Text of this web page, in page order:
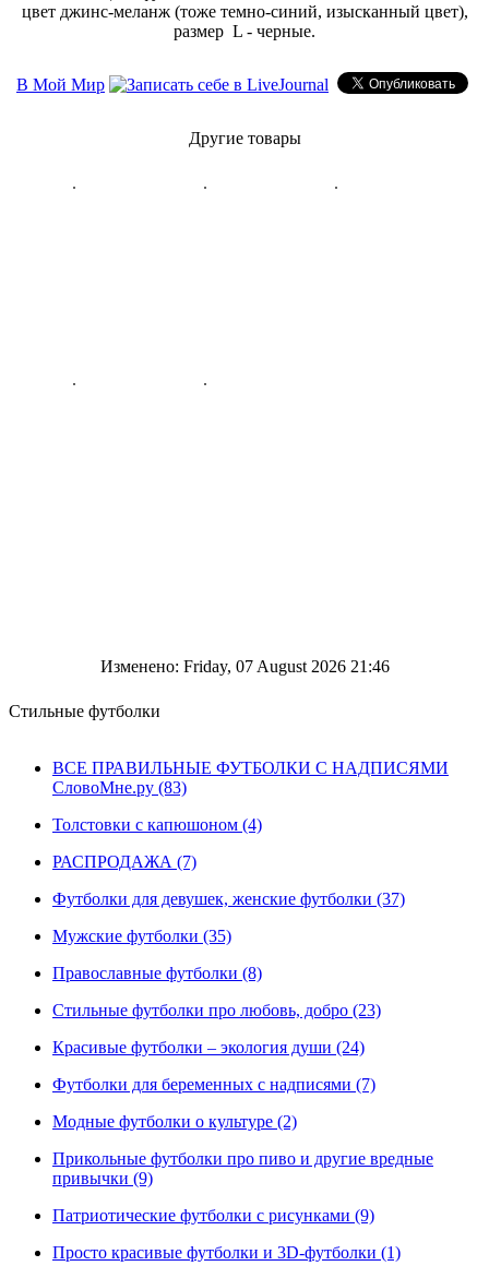
цвет джинс-меланж (тоже темно-синий, изысканный цвет),
размер L - черные.
В Мой Мир
Другие товары
Изменено: Friday, 07 August 2026 21:46
Стильные футболки
ВСЕ ПРАВИЛЬНЫЕ ФУТБОЛКИ С НАДПИСЯМИ
СловоМне.ру (83)
Толстовки с капюшоном (4)
РАСПРОДАЖА (7)
Футболки для девушек, женские футболки (37)
Мужские футболки (35)
Православные футболки (8)
Стильные футболки про любовь, добро (23)
Красивые футболки – экология души (24)
Футболки для беременных с надписями (7)
Модные футболки о культуре (2)
Прикольные футболки про пиво и другие вредные
привычки (9)
Патриотические футболки с рисунками (9)
Просто красивые футболки и 3D-футболки (1)